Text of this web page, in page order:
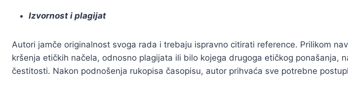
Izvornost i plagijat
Autori jamče originalnost svoga rada i trebaju ispravno citirati reference. Prilikom
kršenja etičkih načela, odnosno plagijata ili bilo kojega drugoga etičkog
čestitosti. Nakon podnošenja rukopisa časopisu, autor prihvaća sve potrebne